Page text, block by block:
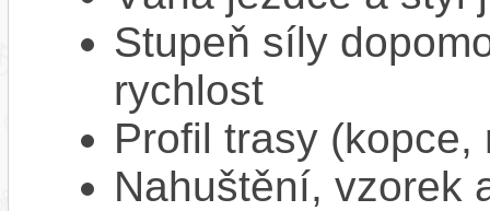
Stupeň síly
rychlost
Profil trasy
Nahuštění, vzorek